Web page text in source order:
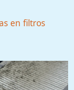
en filtros